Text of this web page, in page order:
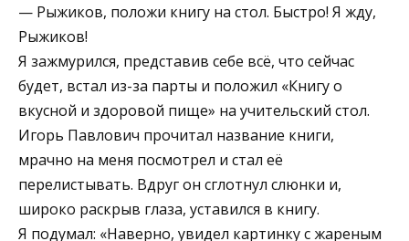
— Рыжиков, положи книгу на стол. Быстро! Я жду,
Рыжиков!
Я зажмурился, представив себе всё, что сейчас
будет, встал из-за парты и положил «Книгу о
вкусной и здоровой пище» на учительский стол.
Игорь Павлович прочитал название книги,
мрачно на меня посмотрел и стал её
перелистывать. Вдруг он сглотнул слюнки и,
широко раскрыв глаза, уставился в книгу.
Я подумал: «Наверно, увидел картинку с жареным